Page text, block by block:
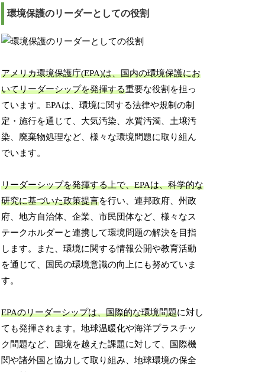
環境保護のリーダーとしての役割
アメリカ環境保護庁(EPA)は、国内の環境保護にお
いてリーダーシップを発揮する重要な役割を担っ
ています。EPAは、環境に関する法律や規制の制
定・施行を通じて、大気汚染、水質汚濁、土壌汚
染、廃棄物処理など、様々な環境問題に取り組ん
でいます。
リーダーシップを発揮する上で、EPAは、科学的な
研究に基づいた政策提言を行い、連邦政府、州政
府、地方自治体、企業、市民団体など、様々なス
テークホルダーと連携して環境問題の解決を目指
します。また、環境に関する情報公開や教育活動
を通じて、国民の環境意識の向上にも努めていま
す。
EPAのリーダーシップは、国際的な環境問題に対し
ても発揮されます。地球温暖化や海洋プラスチッ
ク問題など、国境を越えた課題に対して、国際機
関や諸外国と協力して取り組み、地球環境の保全